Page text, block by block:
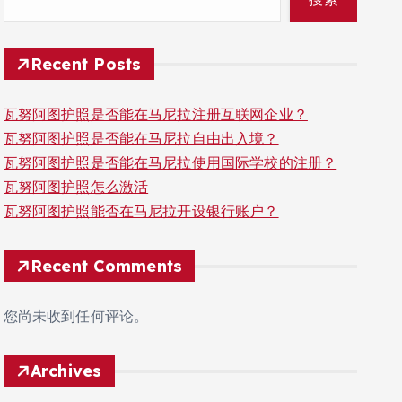
Recent Posts
瓦努阿图护照是否能在马尼拉注册互联网企业？
瓦努阿图护照是否能在马尼拉自由出入境？
瓦努阿图护照是否能在马尼拉使用国际学校的注册？
瓦努阿图护照怎么激活
瓦努阿图护照能否在马尼拉开设银行账户？
Recent Comments
您尚未收到任何评论。
Archives